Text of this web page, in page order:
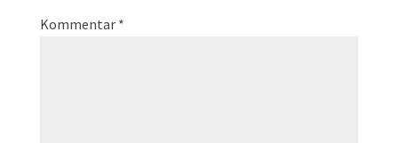
Kommentar *